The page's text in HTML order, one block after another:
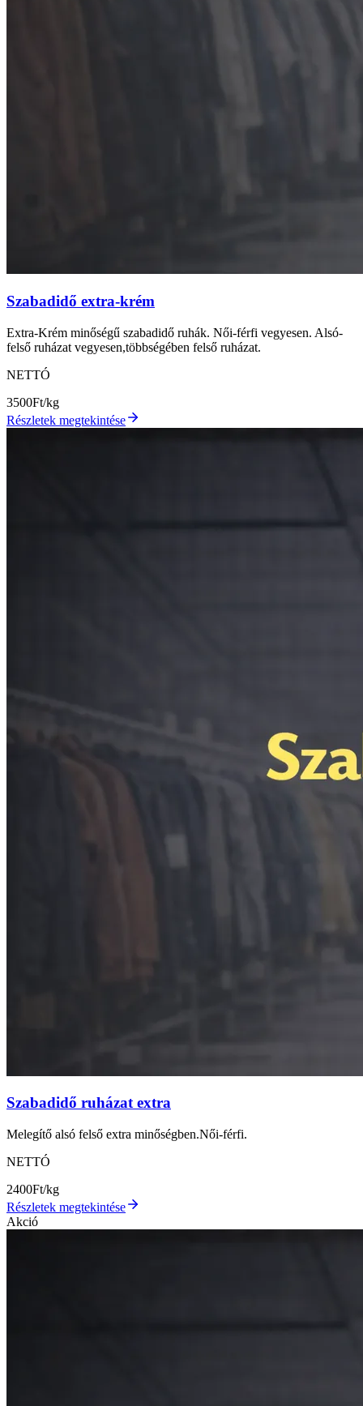
Szabadidő extra-krém
Extra-Krém minőségű szabadidő ruhák. Női-férfi vegyesen. Alsó-
felső ruházat vegyesen,többségében felső ruházat.
NETTÓ
3500Ft/kg
Részletek megtekintése
Szabadidő ruházat extra
Melegítő alsó felső extra minőségben.Női-férfi.
NETTÓ
2400Ft/kg
Részletek megtekintése
Akció